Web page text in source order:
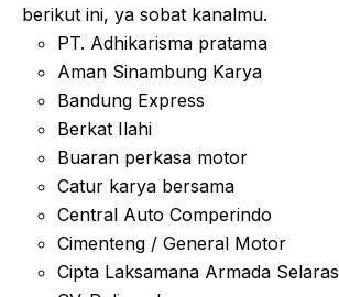
berikut ini, ya sobat kanalmu.
PT. Adhikarisma pratama
Aman Sinambung Karya
Bandung Express
Berkat Ilahi
Buaran perkasa motor
Catur karya bersama
Central Auto Comperindo
Cimenteng / General Motor
Cipta Laksamana Armada Selaras